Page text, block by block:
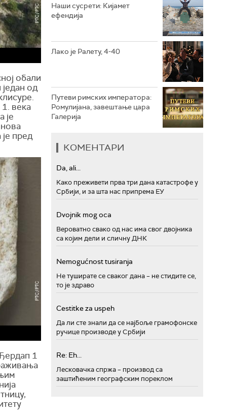
обали
од
века
је
пред
1
РТС ПОЛЕТАРАЦ
Наши сусрети: Кијамет
ефендија
Лако је Ралету, 4-40
Путеви римских императора:
Ромулијана, завештање цара
Галерија
КОМЕНТАРИ
Da, ali...
Како преживети прва три дана катастрофе у
Србији, и за шта нас припрема ЕУ
Dvojnik mog oca
Вероватно свако од нас има свог двојника
са којим дели и сличну ДНК
Nemogućnost tusiranja
Не туширате се сваког дана – не стидите се,
то је здраво
Cestitke za uspeh
Да ли сте знали да се најбоље грамофонске
ручице производе у Србији
Re: Eh...
Лесковачка спржа – производ са
заштићеним географским пореклом